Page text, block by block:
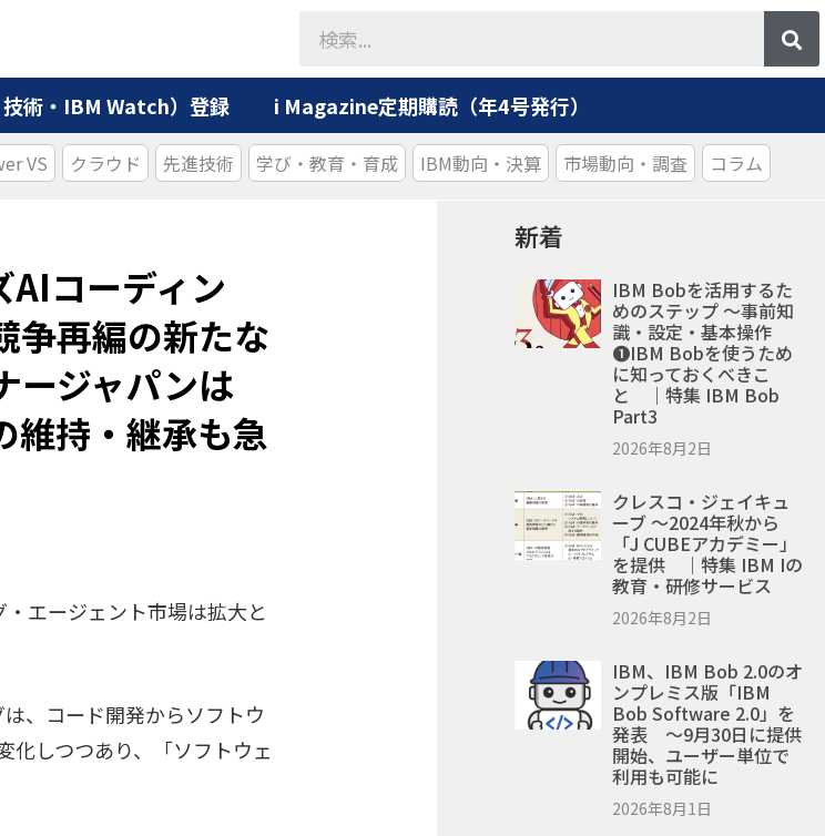
術・IBM Watch）登録 i Magazine定期購読（年4号発行）
VS クラウド 先進技術 学び・教育・育成 IBM動向・決算 市場動向・調査 コラム
コーディン
争再編の新たな
ジャパンは
維持・継承も急
エージェント市場は拡大と
、コード開発からソフトウ
化しつつあり、「ソフトウェ
新着
IBM Bobを活用するた
めのステップ ～事前知
識・設定・基本操作
❶IBM Bobを使うため
に知っておくべきこ
と ｜特集 IBM Bob
Part3
2026年8月2日
クレスコ・ジェイキュ
ーブ ～2024年秋から
「J CUBEアカデミー」
を提供 ｜特集 IBM Iの
教育・研修サービス
2026年8月2日
IBM、IBM Bob 2.0のオ
ンプレミス版「IBM
Bob Software 2.0」を
発表 ～9月30日に提供
開始、ユーザー単位で
利用も可能に
2026年8月1日